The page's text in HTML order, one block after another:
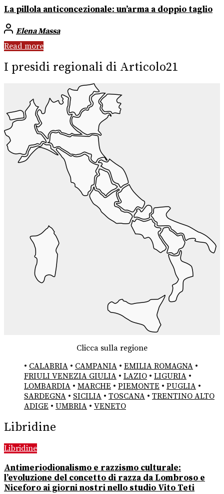
La pillola anticoncezionale: un’arma a doppio taglio
Elena Massa
Read more
I presidi regionali di Articolo21
Clicca sulla regione
• CALABRIA • CAMPANIA • EMILIA ROMAGNA •
FRIULI VENEZIA GIULIA • LAZIO • LIGURIA •
LOMBARDIA • MARCHE • PIEMONTE • PUGLIA •
SARDEGNA • SICILIA • TOSCANA • TRENTINO ALTO
ADIGE • UMBRIA • VENETO
Libridine
Libridine
Antimeriodionalismo e razzismo culturale:
l’evoluzione del concetto di razza da Lombroso e
Niceforo ai giorni nostri nello studio Vito Teti